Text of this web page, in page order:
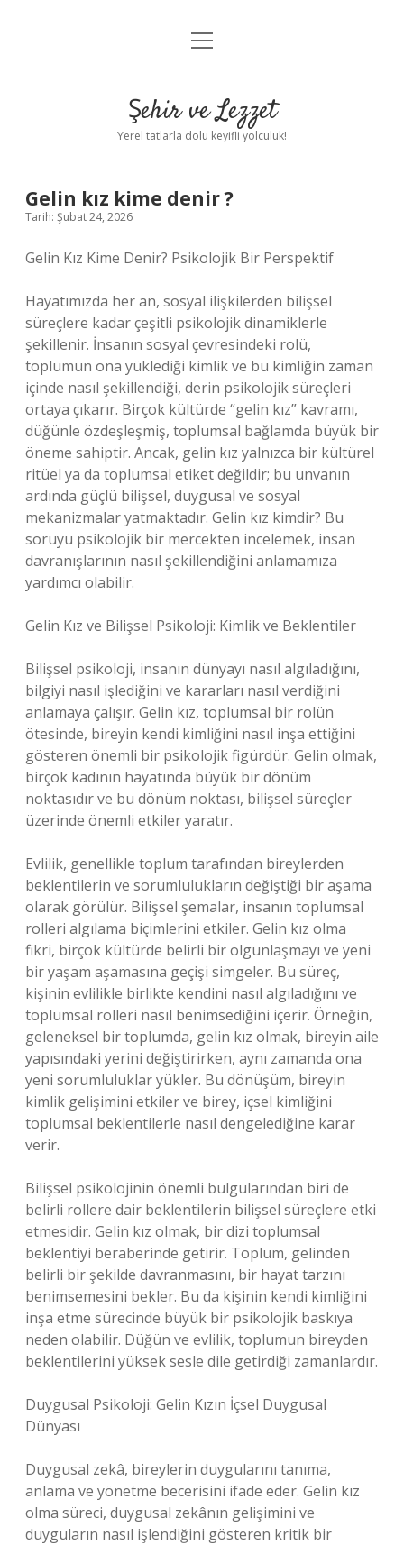
Anasayfa
Yasal Uyarı
menüyü
Şehir ve Lezzet
Yerel tatlarla dolu keyifli yolculuk!
Gelin kız kime denir ?
Tarih: Şubat 24, 2026
Gelin Kız Kime Denir? Psikolojik Bir Perspektif
Hayatımızda her an, sosyal ilişkilerden bilişsel
süreçlere kadar çeşitli psikolojik dinamiklerle
şekillenir. İnsanın sosyal çevresindeki rolü,
toplumun ona yüklediği kimlik ve bu kimliğin zaman
içinde nasıl şekillendiği, derin psikolojik süreçleri
ortaya çıkarır. Birçok kültürde “gelin kız” kavramı,
düğünle özdeşleşmiş, toplumsal bağlamda büyük bir
öneme sahiptir. Ancak, gelin kız yalnızca bir kültürel
ritüel ya da toplumsal etiket değildir; bu unvanın
ardında güçlü bilişsel, duygusal ve sosyal
mekanizmalar yatmaktadır. Gelin kız kimdir? Bu
soruyu psikolojik bir mercekten incelemek, insan
davranışlarının nasıl şekillendiğini anlamamıza
yardımcı olabilir.
Gelin Kız ve Bilişsel Psikoloji: Kimlik ve Beklentiler
Bilişsel psikoloji, insanın dünyayı nasıl algıladığını,
bilgiyi nasıl işlediğini ve kararları nasıl verdiğini
anlamaya çalışır. Gelin kız, toplumsal bir rolün
ötesinde, bireyin kendi kimliğini nasıl inşa ettiğini
gösteren önemli bir psikolojik figürdür. Gelin olmak,
birçok kadının hayatında büyük bir dönüm
noktasıdır ve bu dönüm noktası, bilişsel süreçler
üzerinde önemli etkiler yaratır.
Evlilik, genellikle toplum tarafından bireylerden
beklentilerin ve sorumlulukların değiştiği bir aşama
olarak görülür. Bilişsel şemalar, insanın toplumsal
rolleri algılama biçimlerini etkiler. Gelin kız olma
fikri, birçok kültürde belirli bir olgunlaşmayı ve yeni
bir yaşam aşamasına geçişi simgeler. Bu süreç,
kişinin evlilikle birlikte kendini nasıl algıladığını ve
toplumsal rolleri nasıl benimsediğini içerir. Örneğin,
geleneksel bir toplumda, gelin kız olmak, bireyin aile
yapısındaki yerini değiştirirken, aynı zamanda ona
yeni sorumluluklar yükler. Bu dönüşüm, bireyin
kimlik gelişimini etkiler ve birey, içsel kimliğini
toplumsal beklentilerle nasıl dengelediğine karar
verir.
Bilişsel psikolojinin önemli bulgularından biri de
belirli rollere dair beklentilerin bilişsel süreçlere etki
etmesidir. Gelin kız olmak, bir dizi toplumsal
beklentiyi beraberinde getirir. Toplum, gelinden
belirli bir şekilde davranmasını, bir hayat tarzını
benimsemesini bekler. Bu da kişinin kendi kimliğini
inşa etme sürecinde büyük bir psikolojik baskıya
neden olabilir. Düğün ve evlilik, toplumun bireyden
beklentilerini yüksek sesle dile getirdiği zamanlardır.
Duygusal Psikoloji: Gelin Kızın İçsel Duygusal
Dünyası
Duygusal zekâ, bireylerin duygularını tanıma,
anlama ve yönetme becerisini ifade eder. Gelin kız
olma süreci, duygusal zekânın gelişimini ve
duyguların nasıl işlendiğini gösteren kritik bir